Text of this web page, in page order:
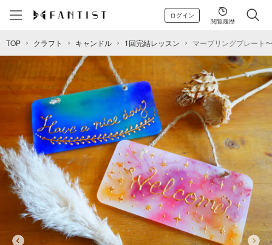
ログイン
閲覧履歴
TOP クラフト キャンドル 1回完結レッスン マーブリングプレート